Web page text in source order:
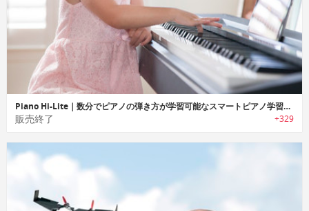
Piano Hi-Lite｜数分でピアノの弾き方が学習可能なスマートピアノ学習システム「ピアノハイライト」
販売終了 +329